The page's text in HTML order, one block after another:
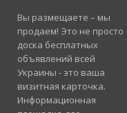
Вы размещаете – мы
продаем! Это не просто
доска бесплатных
объявлений всей
Украины - это ваша
визитная карточка.
Информационная